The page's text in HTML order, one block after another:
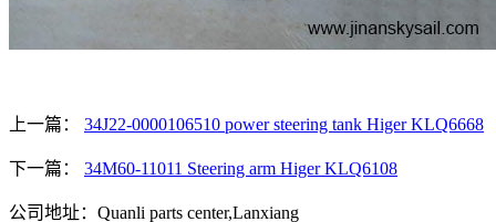
上一篇： 34J22-0000106510 power steering tank Higer KLQ6668
下一篇： 34M60-11011 Steering arm Higer KLQ6108
公司地址：Quanli parts center,Lanxiang